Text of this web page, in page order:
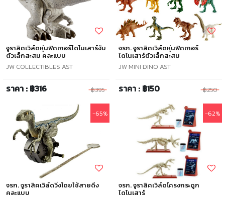
จูราสิคเวิล์ดหุ่นฟิคเกอร์ไดโนเสาร์งับ
ตัวเล็กสะสม คละแบบ
JW COLLECTIBLES AST
ราคา : ฿316 ฿395
จรก. จูราสิคเวิล์ดหุ่นฟิคเกอร์
ไดโนเสาร์ตัวเล็กสะสม
JW MINI DINO AST
ราคา : ฿150 ฿250
-65%
จรก. จูราสิคเวิล์ดวิ่งโดยใช้สายดึง
คละแบบ
-62%
จรก. จูราสิคเวิล์ดโครงกระดูก
ไดโนเสาร์